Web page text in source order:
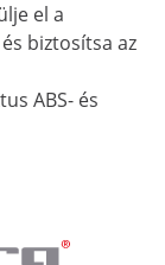
el a
biztosítsa az
ABS- és